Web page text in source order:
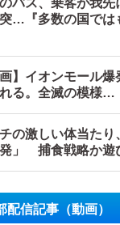
バス、乗客が我
…『多数の国では
画】イオンモール
る。全滅の模様…
の激しい体当たり
発」 捕食戦略か遊
配信記事（動画）